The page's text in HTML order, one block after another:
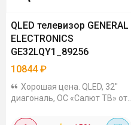
QLED телевизор GENERAL
ELECTRONICS
GE32LQY1_89256
10844₽
Хорошая цена. QLED, 32"
диагональ, ОС «Салют ТВ» от
управлением. Встроенные